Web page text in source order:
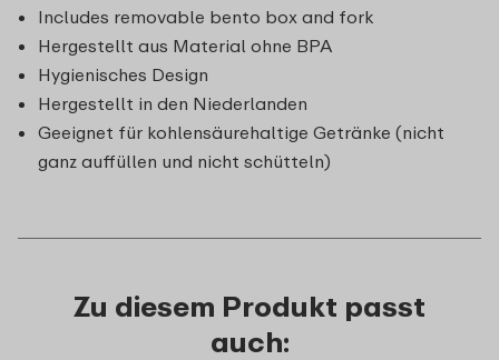
Includes removable bento box and fork
Hergestellt aus Material ohne BPA
Hygienisches Design
Hergestellt in den Niederlanden
Geeignet für kohlensäurehaltige Getränke (nicht
ganz auffüllen und nicht schütteln)
Zu diesem Produkt passt
auch: